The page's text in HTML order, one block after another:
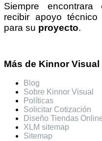
Siempre encontrara
recibir apoyo
para su proyecto.
Más de Kinnor Visual
Blog
Sobre Kinnor Visual
Políticas
Solicitar Cotización
Diseño Tiendas
XLM sitemap
Sitemap